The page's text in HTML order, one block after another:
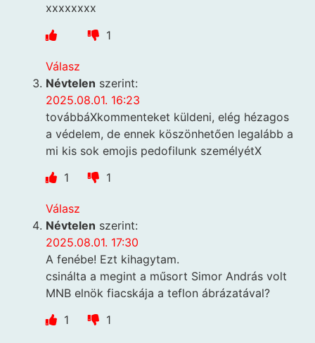
xxxxxxxx
1
Válasz
Névtelen szerint:
2025.08.01. 16:23
továbbáXkommenteket küldeni, elég hézagos
a védelem, de ennek köszönhetően legalább a
mi kis sok emojis pedofilunk személyétX
1
1
Válasz
Névtelen szerint:
2025.08.01. 17:30
A fenébe! Ezt kihagytam.
csinálta a megint a műsort Simor András volt
MNB elnök fiacskája a teflon ábrázatával?
1
1